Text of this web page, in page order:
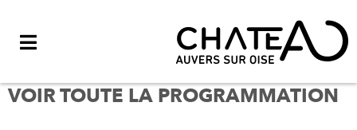
VOIR TOUTE LA PROGRAMMATION